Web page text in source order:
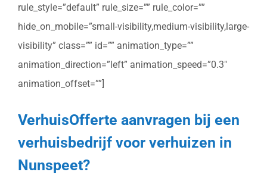
rule_style=”default” rule_size=”” rule_color=””
hide_on_mobile=”small-visibility,medium-visibility,large-
visibility” class=”” id=”” animation_type=””
animation_direction=”left” animation_speed=”0.3″
animation_offset=””]
VerhuisOfferte aanvragen bij een
verhuisbedrijf voor verhuizen in
Nunspeet?